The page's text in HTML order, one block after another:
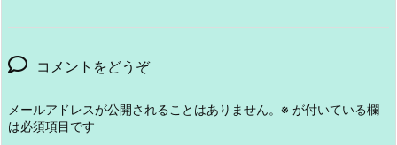
コメントをどうぞ
メールアドレスが公開されることはありません。 ※ が付いている欄
は必須項目です